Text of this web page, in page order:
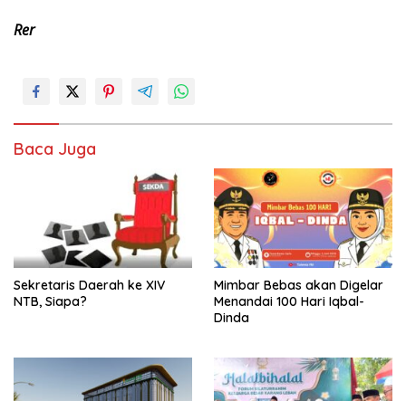
Rer
Baca Juga
Sekretaris Daerah ke XIV
NTB, Siapa?
Mimbar Bebas akan Digelar
Menandai 100 Hari Iqbal-
Dinda